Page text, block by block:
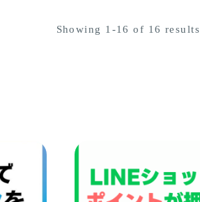
Showing 1-16 of 16 results